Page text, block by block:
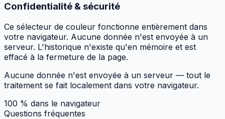
Confidentialité & sécurité
Ce sélecteur de couleur fonctionne entièrement dans
votre navigateur. Aucune donnée n'est envoyée à un
serveur. L'historique n'existe qu'en mémoire et est
effacé à la fermeture de la page.
Aucune donnée n'est envoyée à un serveur — tout le
traitement se fait localement dans votre navigateur.
100 % dans le navigateur
Questions fréquentes